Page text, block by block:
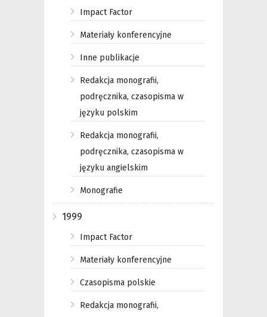
Impact Factor
Materiały konferencyjne
Inne publikacje
Redakcja monografii,
podręcznika, czasopisma w
języku polskim
Redakcja monografii,
podręcznika, czasopisma w
języku angielskim
Monografie
1999
Impact Factor
Materiały konferencyjne
Czasopisma polskie
Redakcja monografii,